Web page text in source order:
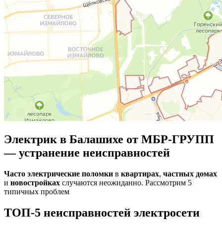
Электрик в Балашихе от МБР-ГРУПП
— устранение неисправностей
Часто электрические поломки в квартирах, частных домах
и новостройках случаются неожиданно. Рассмотрим 5
типичных проблем
ТОП-5 неисправностей электросети